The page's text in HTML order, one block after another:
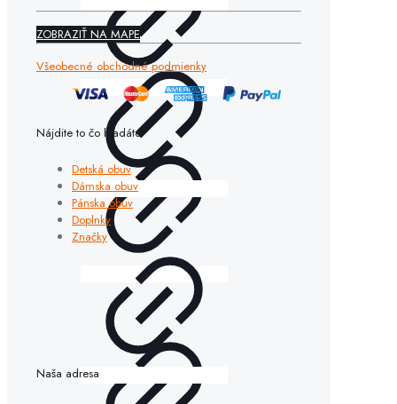
ZOBRAZIŤ NA MAPE
Všeobecné obchodné podmienky
Nájdite to čo hľadáte
Detská obuv
Dámska obuv
Pánska obuv
Doplnky
Značky
Naša adresa